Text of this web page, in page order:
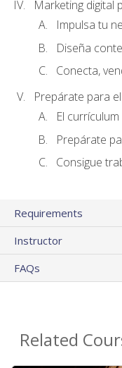
Marketing digital
Impulsa tu
Diseña
Conecta,
Prepárate para
El
Prepárate
Consigue
Requirements
Instructor
FAQs
Related